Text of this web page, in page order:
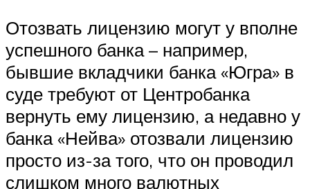
Отозвать лицензию могут у вполне
успешного банка – например,
бывшие вкладчики банка «Югра» в
суде требуют от Центробанка
вернуть ему лицензию, а недавно у
банка «Нейва» отозвали лицензию
просто из-за того, что он проводил
слишком много валютных